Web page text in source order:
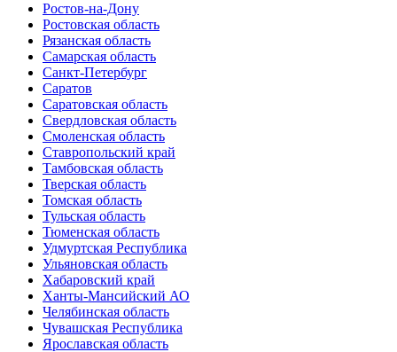
Ростов-на-Дону
Ростовская область
Рязанская область
Самарская область
Санкт-Петербург
Саратов
Саратовская область
Свердловская область
Смоленская область
Ставропольский край
Тамбовская область
Тверская область
Томская область
Тульская область
Тюменская область
Удмуртская Республика
Ульяновская область
Хабаровский край
Ханты-Мансийский АО
Челябинская область
Чувашская Республика
Ярославская область